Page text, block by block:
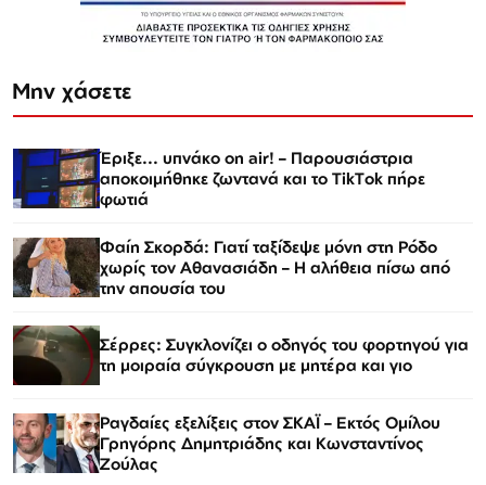
Μην χάσετε
Έριξε... υπνάκο on air! – Παρουσιάστρια
αποκοιμήθηκε ζωντανά και το TikTok πήρε
φωτιά
Φαίη Σκορδά: Γιατί ταξίδεψε μόνη στη Ρόδο
χωρίς τον Αθανασιάδη – Η αλήθεια πίσω από
την απουσία του
Σέρρες: Συγκλονίζει ο οδηγός του φορτηγού για
τη μοιραία σύγκρουση με μητέρα και γιο
Ραγδαίες εξελίξεις στον ΣΚΑΪ – Εκτός Ομίλου
Γρηγόρης Δημητριάδης και Κωνσταντίνος
Ζούλας